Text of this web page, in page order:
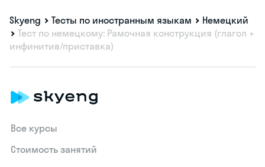
Skyeng Тесты по иностранным языкам
Немецкий
Тест по немецкому: Рамочная конструкция (глагол +
инфинитив/приставка)
Все курсы
Стоимость занятий